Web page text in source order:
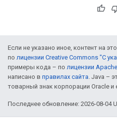
Если не указано иное, контент на
по лицензии Creative Commons "С
примеры кода – по лицензии
написано в правилах сайта. Java –
товарный знак корпорации Oracle
Последнее обновление: 2026-08-04